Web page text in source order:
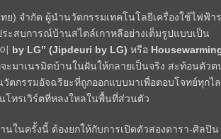
) จำกัด ผู้นำนวัตกรรมเทคโนโลยีเครื่องใช้ไฟฟ้า
ะสบการณ์บ้านสไตล์เกาหลีอย่างเต็มรูปแบบเป็น
by LG” (Jipdeuri by LG) หรือ
มาเนรมิตบ้านในฝันให้กลายเป็นจริง สะท้อนตัว
ตกรรมอัจฉริยะที่ถูกออกแบบมาเพื่อตอบโจทย์ทุกไ
โทรเวิร์ตที่หลงใหลในพื้นที่ส่วนตัว
ในครั้งนี้ ต้องยกให้กับการเปิดตัวสองดารา-ศิลปิน